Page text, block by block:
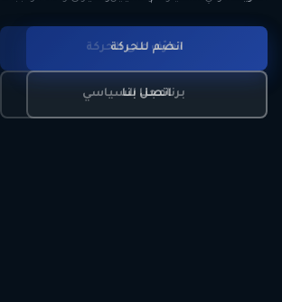
تعرّف على الحركة
برنامجنا السياسي
انضم للحركة
اتصل بنا